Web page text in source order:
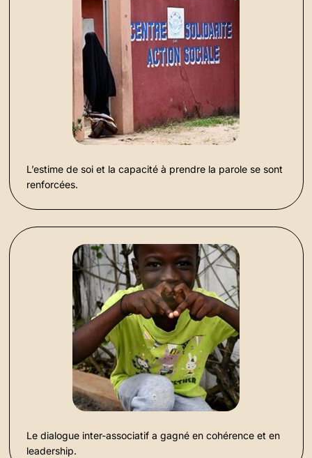
L’estime de soi et la capacité à prendre la parole se sont
renforcées.
Le dialogue inter-associatif a gagné en cohérence et en
leadership.